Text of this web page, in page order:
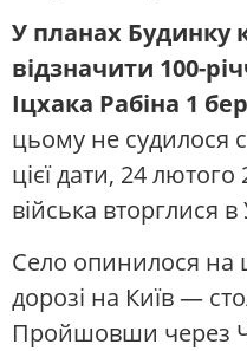
У планах Будинку
відзначити 100-
Іцхака Рабіна 1
цьому не судилося
цієї дати, 24 лютого
війська вторглися в
Село опинилося на
дорозі на Київ —
Пройшовши через